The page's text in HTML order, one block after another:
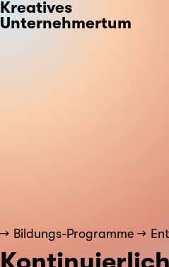
Kreatives
Unternehmertum
Bildungs-Programme